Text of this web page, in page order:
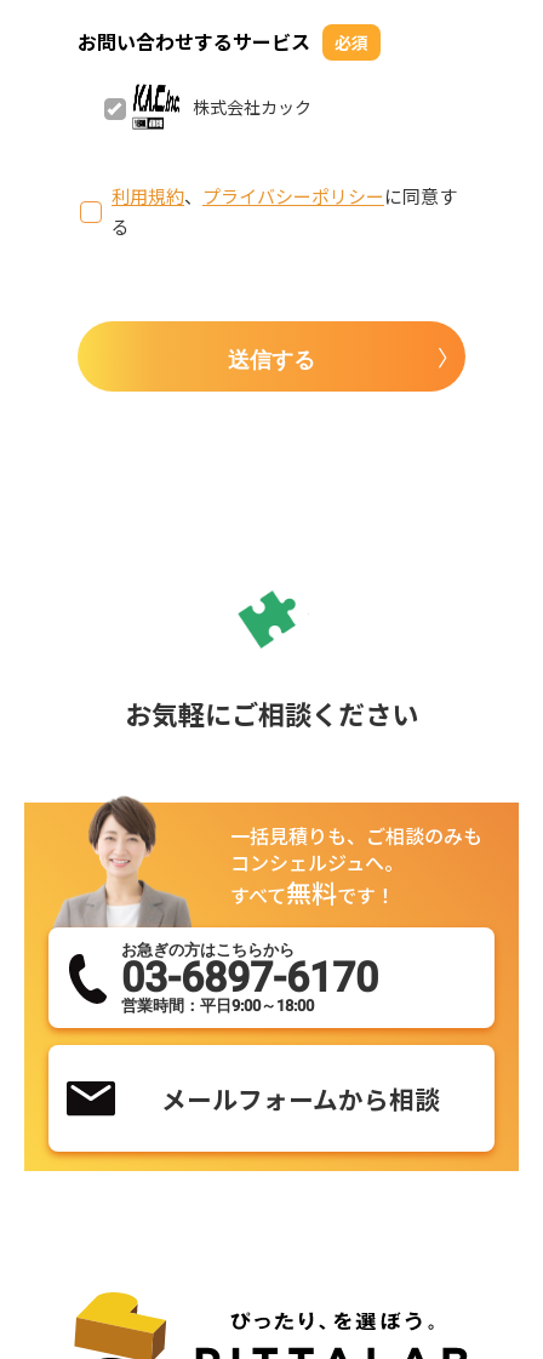
お問い合わせするサービス 必須
株式会社カック
利用規約、 プライバシーポリシーに同意す
る
送信する
お気軽にご相談ください
一括見積りも、ご相談のみも
コンシェルジュへ。
すべて無料です！
お急ぎの方はこちらから
03-6897-6170
営業時間：平日9:00～18:00
メールフォームから相談